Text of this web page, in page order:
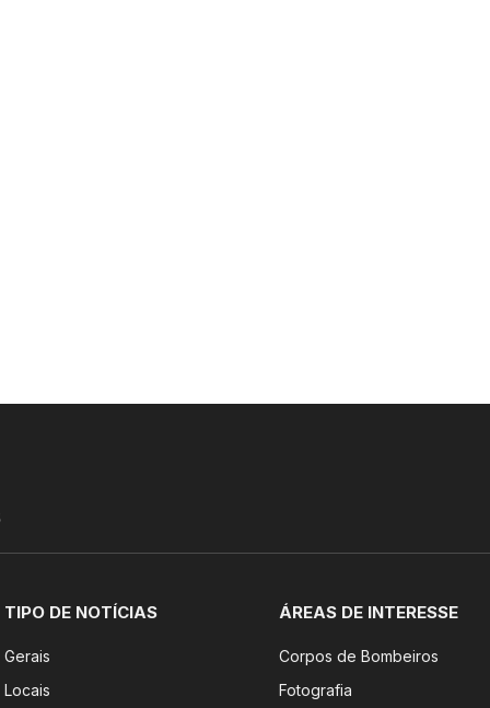
TIPO DE NOTÍCIAS
Gerais
Locais
ÁREAS DE INTERESSE
Corpos de Bombeiros
Fotografia